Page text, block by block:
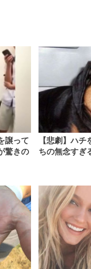
譲って
驚きの
【悲劇】ハ
ちの無念すぎ